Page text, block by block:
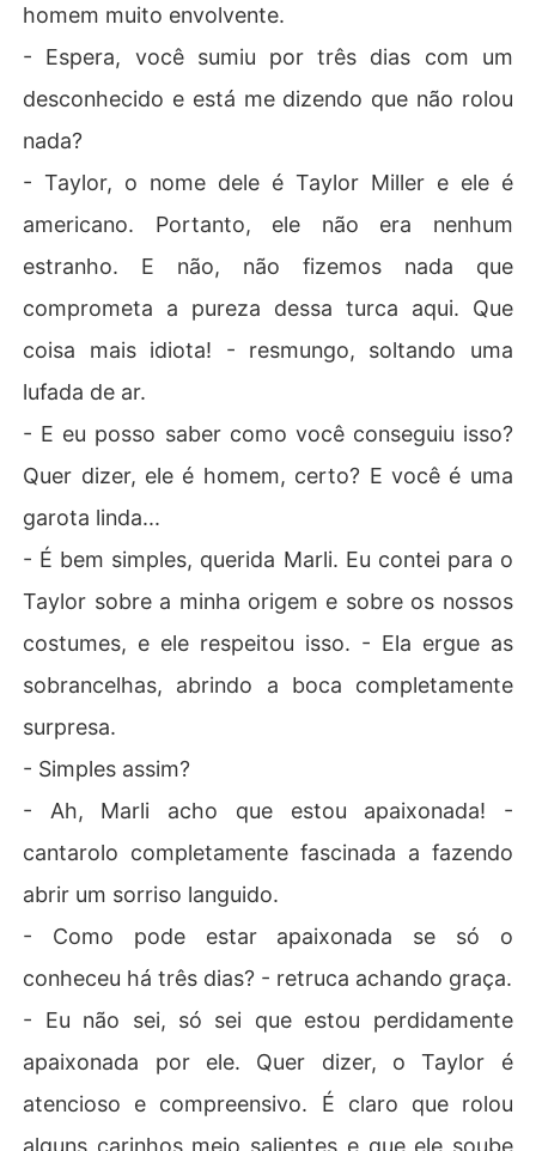
homem muito envolvente.
- Espera, você sumiu por três dias com um
desconhecido e está me dizendo que não rolou
nada?
- Taylor, o nome dele é Taylor Miller e ele é
americano. Portanto, ele não era nenhum
estranho. E não, não fizemos nada que
comprometa a pureza dessa turca aqui. Que
coisa mais idiota! - resmungo, soltando uma
lufada de ar.
- E eu posso saber como você conseguiu isso?
Quer dizer, ele é homem, certo? E você é uma
garota linda...
- É bem simples, querida Marli. Eu contei para o
Taylor sobre a minha origem e sobre os nossos
costumes, e ele respeitou isso. - Ela ergue as
sobrancelhas, abrindo a boca completamente
surpresa.
- Simples assim?
- Ah, Marli acho que estou apaixonada! -
cantarolo completamente fascinada a fazendo
abrir um sorriso languido.
- Como pode estar apaixonada se só o
conheceu há três dias? - retruca achando graça.
- Eu não sei, só sei que estou perdidamente
apaixonada por ele. Quer dizer, o Taylor é
atencioso e compreensivo. É claro que rolou
alguns carinhos meio salientes e que ele soube